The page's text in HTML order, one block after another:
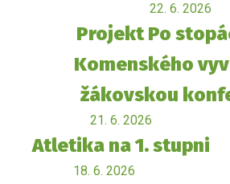
22. 6. 2026
Projekt Po
Komenského
žákovskou
21. 6. 2026
Atletika na 1. stupni
18. 6. 2026